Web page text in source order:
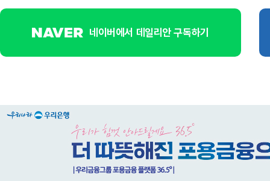
네이버에서 데일리안 구독하기